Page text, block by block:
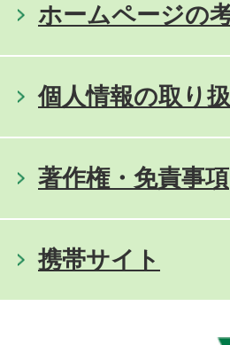
ホームページの
個人情報の取り
著作権・免責事項
携帯サイト